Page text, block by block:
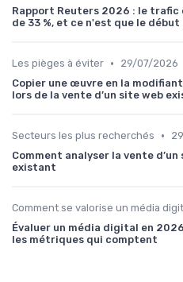
Rapport Reuters 2026 : le
de 33 %, et ce n'est que le début
Les pièges à éviter •
29/07/2026
Copier une œuvre en la
lors de la vente d’un site web
Secteurs les plus recherchés •
Comment analyser la vente
existant
Comment se valorise un média
Évaluer un média digital en
les métriques qui comptent